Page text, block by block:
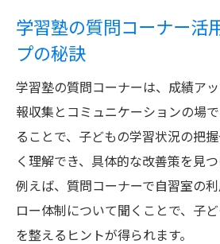
と準備法
学習塾で聞くべき効果的な質
学習塾の講師に聞くべき
の質問
学習塾で家庭学習アドバ
質問例
学習塾の質問コーナー活
プの秘訣
学習塾の質問コーナーは、成績ア
報収集とコミュニケーションの場
ることで、子どもの学習状況の把
く理解でき、具体的な改善策を見つ
例えば、質問コーナーで自習室の
ロー体制について聞くことで、子
を整えるヒントが得られます。